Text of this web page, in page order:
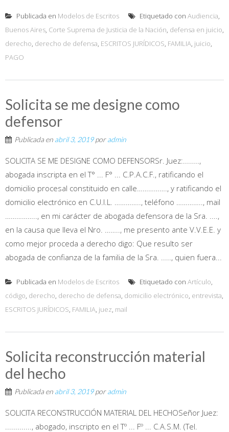
Publicada en Modelos de Escritos Etiquetado con Audiencia,
Buenos Aires, Corte Suprema de Justicia de la Nación, defensa en juicio,
derecho, derecho de defensa, ESCRITOS JURÍDICOS, FAMILIA, juicio,
PAGO
Solicita se me designe como
defensor
Publicada en abril 3, 2019poradmin
SOLICITA SE ME DESIGNE COMO DEFENSORSr. Juez:........,
abogada inscripta en el T° ... F° ... C.P.A.C.F., ratificando el
domicilio procesal constituido en calle……………., y ratificando el
domicilio electrónico en C.U.I.L. ………….., teléfono ………….., mail
…………….., en mi carácter de abogada defensora de la Sra. ....,
en la causa que lleva el Nro. …….., me presento ante V.V.E.E. y
como mejor proceda a derecho digo: Que resulto ser
abogada de confianza de la familia de la Sra. ....., quien fuera...
Publicada en Modelos de Escritos Etiquetado con Artículo,
código, derecho, derecho de defensa, domicilio electrónico, entrevista,
ESCRITOS JURÍDICOS, FAMILIA, juez, mail
Solicita reconstrucción material
del hecho
Publicada en abril 3, 2019poradmin
SOLICITA RECONSTRUCCIÓN MATERIAL DEL HECHOSeñor Juez:
............., abogado, inscripto en el Tº ... Fº ... C.A.S.M. (Tel.